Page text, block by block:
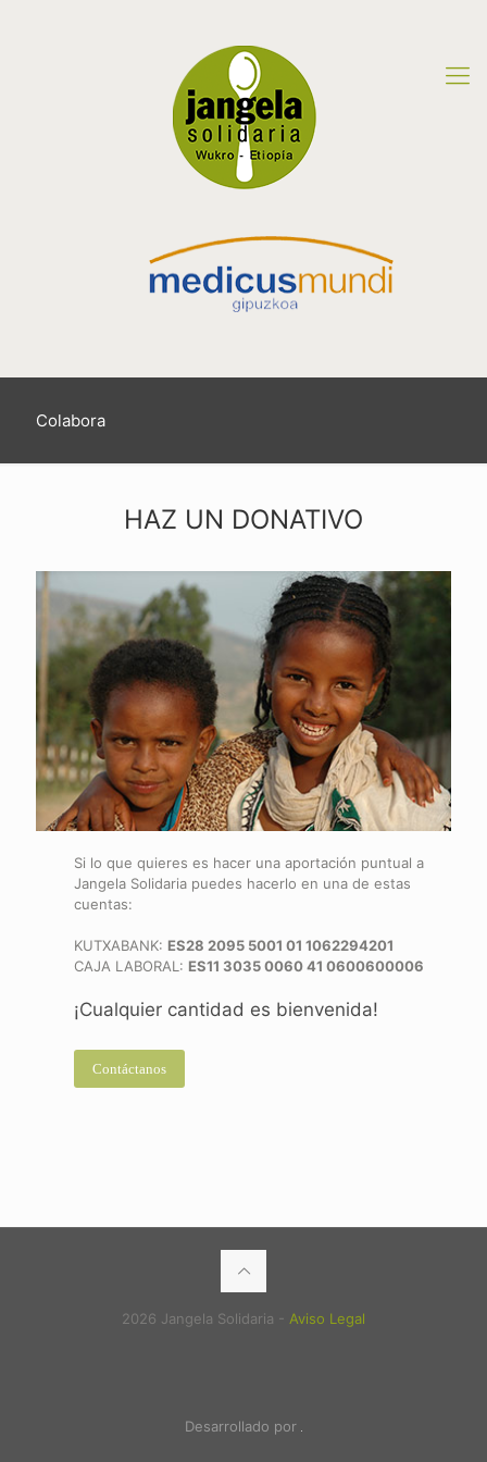
Colabora
HAZ UN DONATIVO
Si lo que quieres es hacer una aportación puntual a
Jangela Solidaria puedes hacerlo en una de estas
cuentas:
KUTXABANK: ES28 2095 5001 01 1062294201
CAJA LABORAL: ES11 3035 0060 41 0600600006
¡Cualquier cantidad es bienvenida!
Contáctanos
2026 Jangela Solidaria - Aviso Legal
Desarrollado por